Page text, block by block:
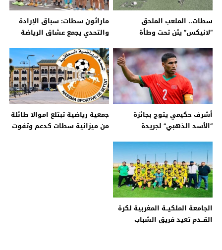
سطات.. الملعب الملحق
“لانيكس” يئن تحت وطأة
ماراثون سطات: سباق الإرادة
والتحدي يجمع عشاق الرياضة
أشرف حكيمي يتوج بجائزة
“الأسد الذهبي” لجريدة
جمعية رياضية تبتلع اموالا طائلة
من ميزانية سطات كدعم وتفوت
الجامعة الملكيــة المغربية لكرة
القــدم تعيد فريق الشباب